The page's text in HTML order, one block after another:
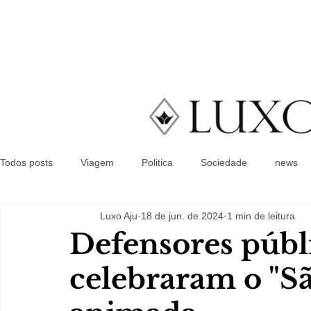
Todos posts Viagem Politica Sociedade news
Defensores
celebraram o
Luxo Aju 18 de jun. de 2024 1 min de leitura